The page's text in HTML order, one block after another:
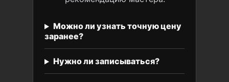
Можно ли узнать точную цену
заранее?
Нужно ли записываться?